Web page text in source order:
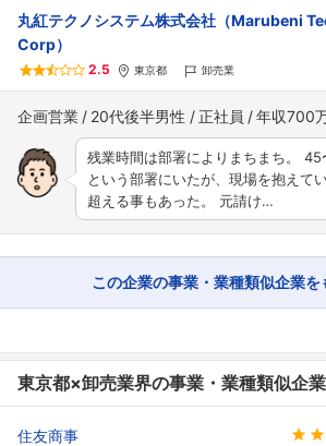
丸紅テクノシステム株式会社（Marubeni
Corp）
2.5 東京都 卸売業
企画営業 20代後半男性 正社員 年収700
残業時間は部署によりまちまち。
という部署にいたが、現場を抱えて
超える事もあった。 元請け…
この企業の事業・業種類似企業を
東京都×卸売業界の事業・業種類似企業
住友商事